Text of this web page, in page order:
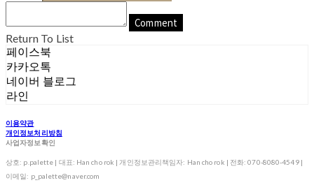
Comment
Return To List
페이스북
카카오톡
네이버 블로그
라인
이용약관
개인정보처리방침
사업자정보확인
상호: p.palette | 대표: Han cho rok | 개인정보관리책임자: Han cho rok | 전화: 070-8080-4549 |
이메일: p_palette@naver.com